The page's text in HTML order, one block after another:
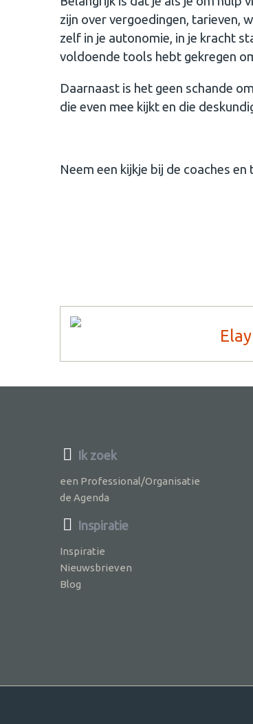
zijn over vergoedingen, tarieven,
zelf in je autonomie, in je kracht
voldoende tools hebt gekregen
Daarnaast is het geen schande
die even mee kijkt en die
Neem een kijkje bij de coaches
Ik zoek
een Professional/Organisatie
de Agenda
Inspiratie
Inspiratie
Nieuwsbrieven
Blog